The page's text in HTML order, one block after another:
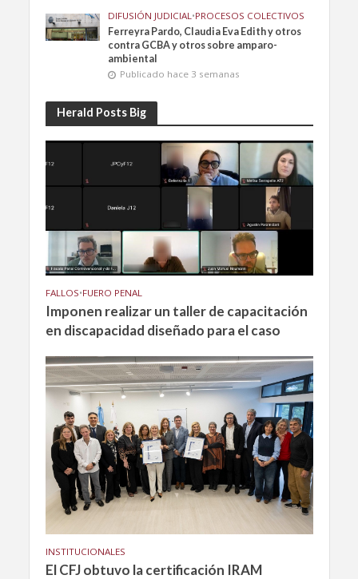
DIFUSIÓN JUDICIAL •PROCESOS COLECTIVOS
Ferreyra Pardo, Claudia Eva Edith y otros
contra GCBA y otros sobre amparo-
ambiental
Publicado hace 3 semanas
Herald Posts Big
FALLOS•FUERO PENAL
Imponen realizar un taller de capacitación
en discapacidad diseñado para el caso
INSTITUCIONALES
El CFJ obtuvo la certificación IRAM